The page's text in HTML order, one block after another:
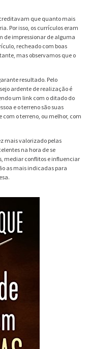
que quanto mais
Por isso, os currículos eram
de impressionar de alguma
recheado com boas
mas observamos que o
resultado. Pelo
ardente de realização é
um link com o ditado do
e o terreno são suas
o terreno, ou melhor, com
mais valorizado pelas
na hora de se
mediar conflitos e influenciar
as mais indicadas para